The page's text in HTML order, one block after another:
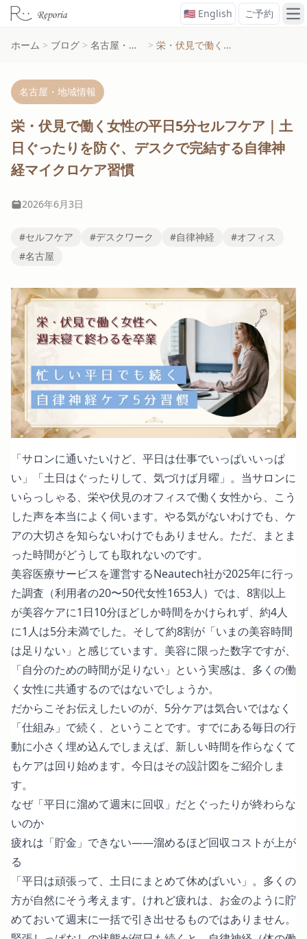
🇺🇸 English ご予約 メ
ホーム > ブログ > 名古屋・地域情報 > 栄・伏見で働く女性の平日5分セルフケア｜土日ぐったりを防ぐ、デスクで完結する自律神経マイクロケア習慣
名古屋・地域情報
栄・伏見で働く女性の平日5分セルフケア｜土
日ぐったりを防ぐ、デスクで完結する自律神
経マイクロケア習慣
2026年6月3日
#セルフケア #デスクワーク #自律神経
#オフィス
#名古屋
「サロンに通いたいけど、平日は仕事でいっぱいいっぱ
い」「土日はぐったりして、気づけば月曜」。当サロンに
いらっしゃる、栄や伏見のオフィスで働く女性から、こう
した声を本当によく伺います。やる気がないわけでも、ケ
アの大切さを知らないわけでもありません。ただ、まとま
った時間がどうしても取れないのです。
美容医療サービスを運営するNeautech社が2025年に行っ
た調査 （利用者の20〜50代女性1653人）では、8割以上
が美容ケアに1日10分ほどしか時間をかけられず、約4人
に1人は5分未満でした。そして約8割が「いまの美容時間
は足りない」と感じています。美容に限った数字ですが、
「自分のための時間が足りない」という実感は、多くの働
く女性に共通するのではないでしょうか。
だからこそお伝えしたいのが、5分ケアは気合いではなく
「仕組み」で続く、ということです。すでにある毎日の行
動に小さく埋め込んでしまえば、新しい時間を作らなくて
もケアは回り始めます。今日はその設計図をご紹介しま
す。
なぜ「平日に溜めて週末に回収」だとぐったりが終わらな
いのか
疲れは「貯金」できない――溜めるほど回収コストが上が
る
「平日は頑張って、土日にまとめて休めばいい」。多くの
方が自然にそう考えます。けれど疲れは、お金のように貯
めておいて週末に一括で引き出せるものではありません。